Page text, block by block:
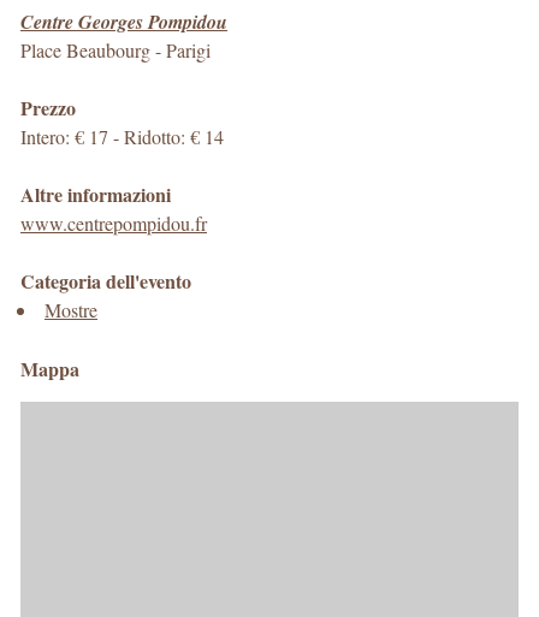
Centre Georges Pompidou
Place Beaubourg-Parigi
Prezzo
Intero: € 17 - Ridotto: € 14
Altre informazioni
www.centrepompidou.fr
Categoria dell'evento
Mostre
Mappa